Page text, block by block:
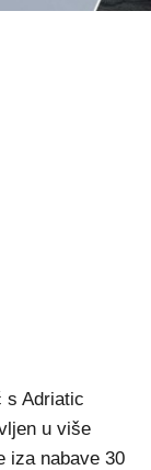
s Adriatic
u više
iza nabave 30